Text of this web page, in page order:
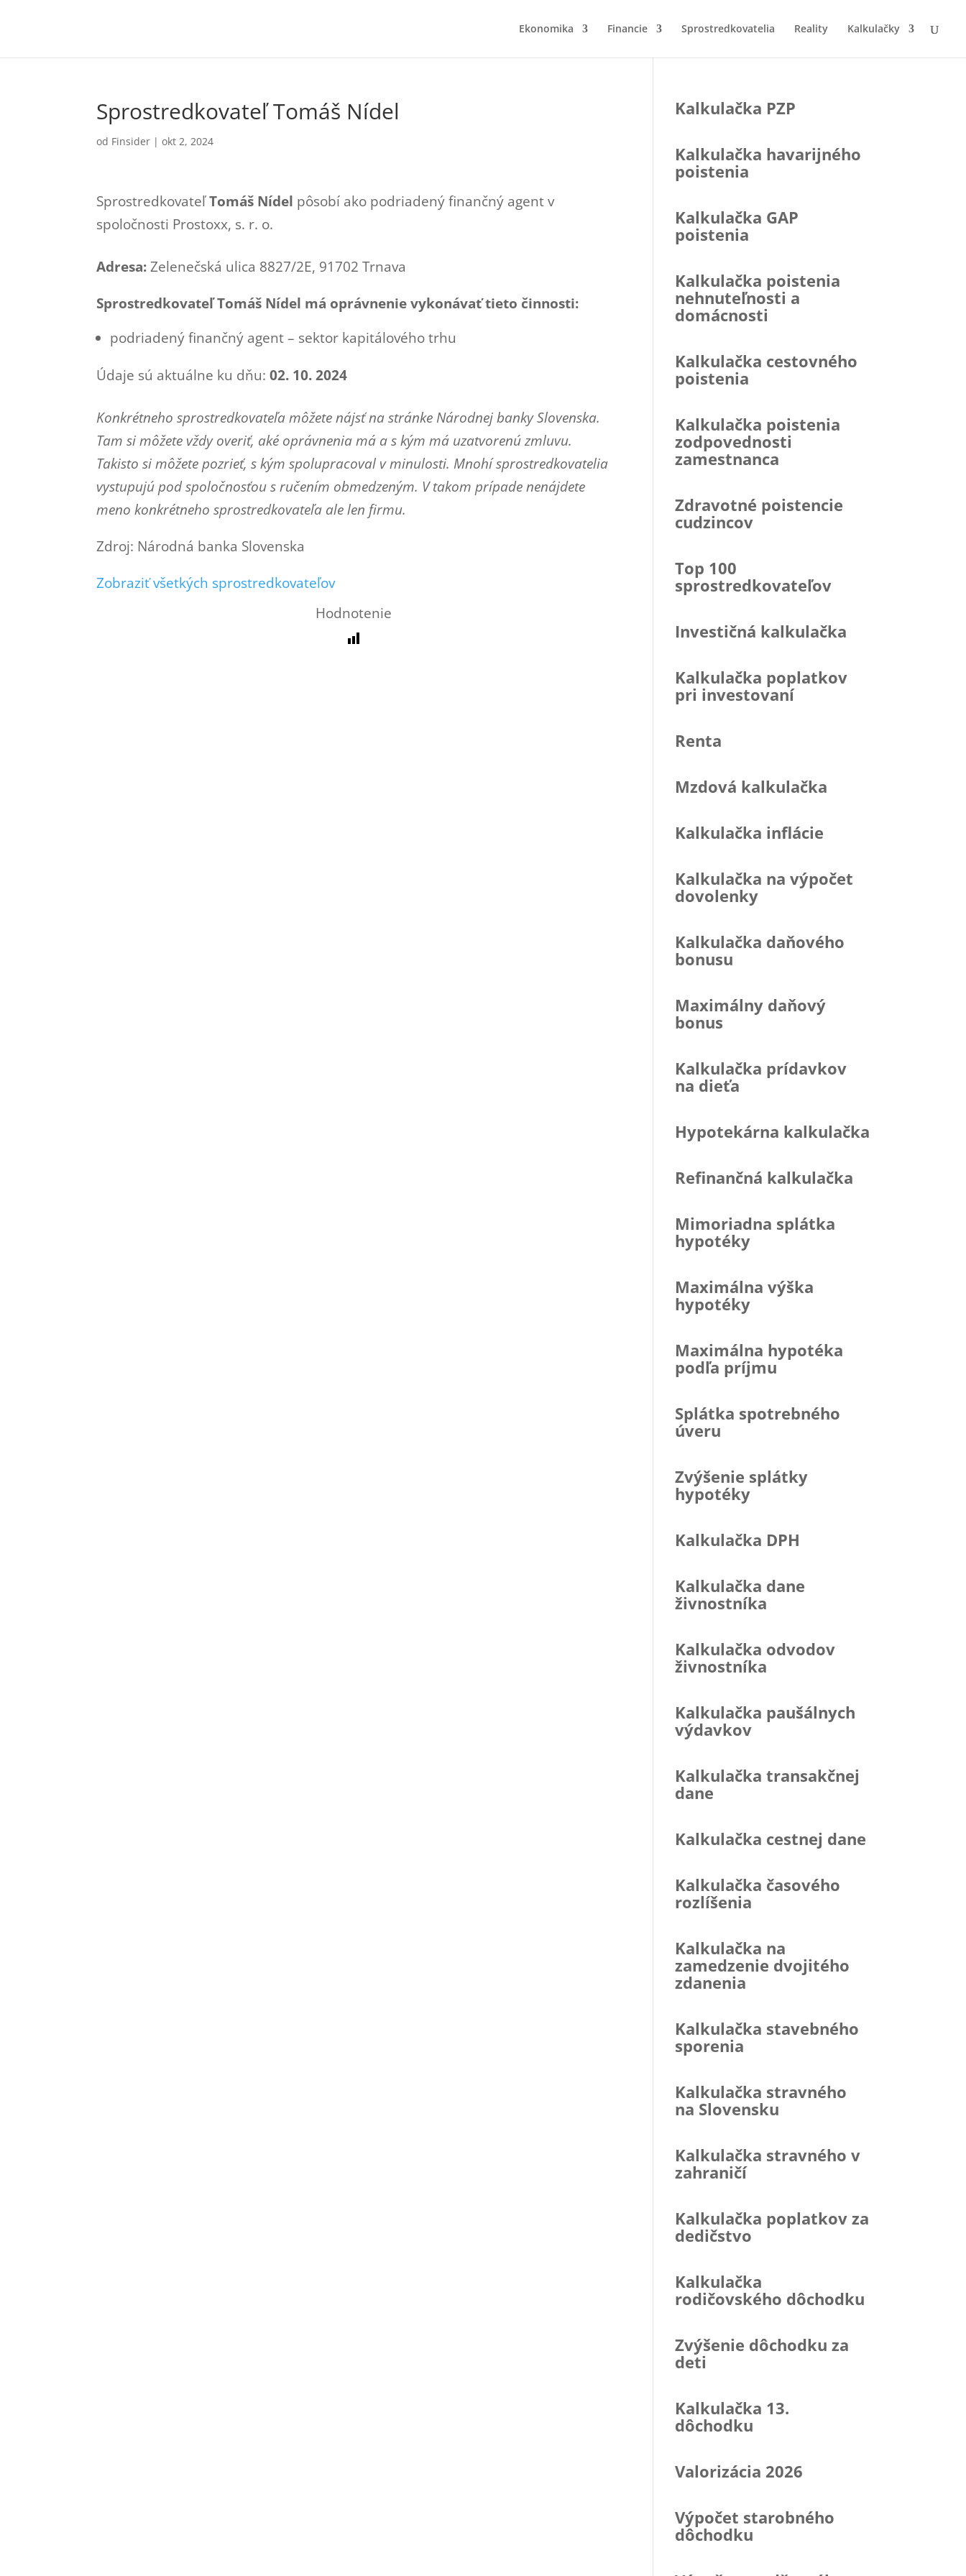
Ekonomika Financie Sprostredkovatelia Reality Kalkulačky
Sprostredkovateľ Tomáš Nídel
od Finsider |okt 2, 2024
SprostredkovateľTomáš Nídel pôsobí ako podriadený finančný agent v
spoločnosti Prostoxx, s. r. o.
Adresa:Zelenečská ulica 8827/2E, 91702 Trnava
Sprostredkovateľ Tomáš Nídel má oprávnenie vykonávať tieto činnosti:
podriadený finančný agent – sektor kapitálového trhu
Údaje sú aktuálne ku dňu:02. 10. 2024
Konkrétneho sprostredkovateľa môžete nájsť na stránke Národnej banky Slovenska.
Tam si môžete vždy overiť, aké oprávnenia má a s kým má uzatvorenú zmluvu.
Takisto si môžete pozrieť, s kým spolupracoval v minulosti. Mnohí sprostredkovatelia
vystupujú pod spoločnosťou s ručením obmedzeným. V takom prípade nenájdete
meno konkrétneho sprostredkovateľa ale len firmu.
Zdroj: Národná banka Slovenska
Zobraziť všetkých sprostredkovateľov
Hodnotenie
Kalkulačka PZP
Kalkulačka havarijného
poistenia
Kalkulačka GAP
poistenia
Kalkulačka poistenia
nehnuteľnosti a
domácnosti
Kalkulačka cestovného
poistenia
Kalkulačka poistenia
zodpovednosti
zamestnanca
Zdravotné poistencie
cudzincov
Top 100
sprostredkovateľov
Investičná kalkulačka
Kalkulačka poplatkov
pri investovaní
Renta
Mzdová kalkulačka
Kalkulačka inflácie
Kalkulačka na výpočet
dovolenky
Kalkulačka daňového
bonusu
Maximálny daňový
bonus
Kalkulačka prídavkov
na dieťa
Hypotekárna kalkulačka
Refinančná kalkulačka
Mimoriadna splátka
hypotéky
Maximálna výška
hypotéky
Maximálna hypotéka
podľa príjmu
Splátka spotrebného
úveru
Zvýšenie splátky
hypotéky
Kalkulačka DPH
Kalkulačka dane
živnostníka
Kalkulačka odvodov
živnostníka
Kalkulačka paušálnych
výdavkov
Kalkulačka transakčnej
dane
Kalkulačka cestnej dane
Kalkulačka časového
rozlíšenia
Kalkulačka na
zamedzenie dvojitého
zdanenia
Kalkulačka stavebného
sporenia
Kalkulačka stravného
na Slovensku
Kalkulačka stravného v
zahraničí
Kalkulačka poplatkov za
dedičstvo
Kalkulačka
rodičovského dôchodku
Zvýšenie dôchodku za
deti
Kalkulačka 13.
dôchodku
Valorizácia 2026
Výpočet starobného
dôchodku